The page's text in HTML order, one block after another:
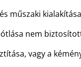
műszaki
nem
vagy a